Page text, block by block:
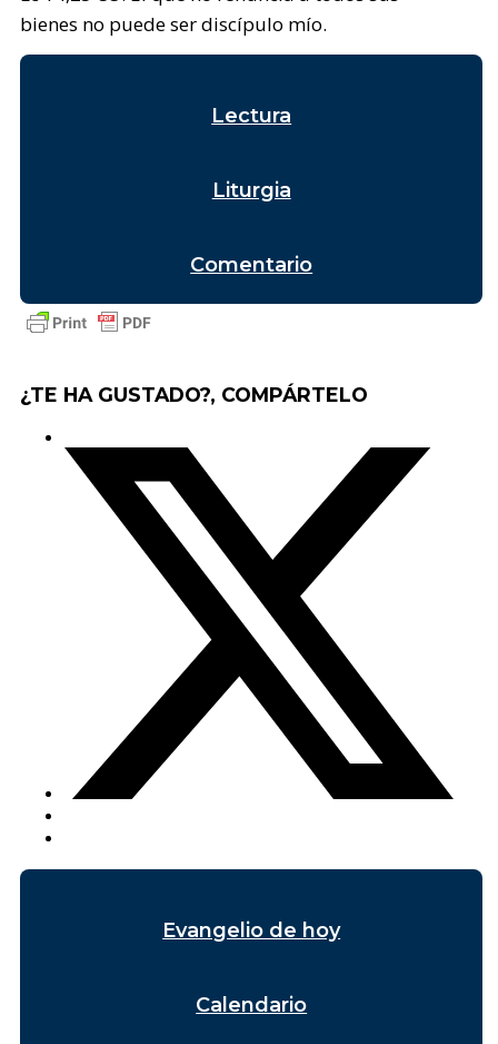
bienes no puede ser discípulo mío.
Lectura
Liturgia
Comentario
¿TE HA GUSTADO?, COMPÁRTELO
Evangelio de hoy
Calendario